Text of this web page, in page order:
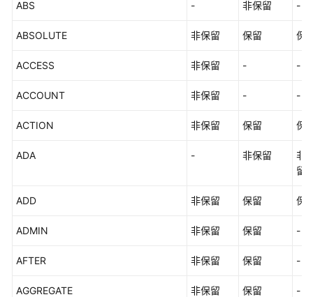
发
南
中
发
南
布
ABS - 非保留 -
ABSOLUTE 非保留 保留 保
ACCESS 非保留 - -
ACCOUNT 非保留 - -
ACTION 非保留 保留 保
ADA - 非保留
非
留
ADD 非保留 保留 保
ADMIN 非保留 保留 -
AFTER 非保留 保留 -
AGGREGATE 非保留 保留 -